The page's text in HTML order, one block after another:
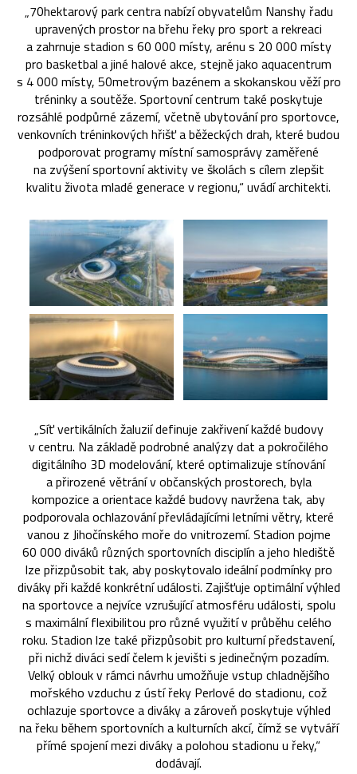
„70hektarový park centra nabízí obyvatelům Nanshy řadu
upravených prostor na břehu řeky pro sport a rekreaci
a zahrnuje stadion s 60 000 místy, arénu s 20 000 místy
pro basketbal a jiné halové akce, stejně jako aquacentrum
s 4 000 místy, 50metrovým bazénem a skokanskou věží pro
tréninky a soutěže. Sportovní centrum také poskytuje
rozsáhlé podpůrné zázemí, včetně ubytování pro sportovce,
venkovních tréninkových hřišť a běžeckých drah, které budou
podporovat programy místní samosprávy zaměřené
na zvýšení sportovní aktivity ve školách s cílem zlepšit
kvalitu života mladé generace v regionu,“ uvádí architekti.
„Síť vertikálních žaluzií definuje zakřivení každé budovy
v centru. Na základě podrobné analýzy dat a pokročilého
digitálního 3D modelování, které optimalizuje stínování
a přirozené větrání v občanských prostorech, byla
kompozice a orientace každé budovy navržena tak, aby
podporovala ochlazování převládajícími letními větry, které
vanou z Jihočínského moře do vnitrozemí. Stadion pojme
60 000 diváků různých sportovních disciplín a jeho hlediště
lze přizpůsobit tak, aby poskytovalo ideální podmínky pro
diváky při každé konkrétní události. Zajišťuje optimální výhled
na sportovce a nejvíce vzrušující atmosféru události, spolu
s maximální flexibilitou pro různé využití v průběhu celého
roku. Stadion lze také přizpůsobit pro kulturní představení,
při nichž diváci sedí čelem k jevišti s jedinečným pozadím.
Velký oblouk v rámci návrhu umožňuje vstup chladnějšího
mořského vzduchu z ústí řeky Perlové do stadionu, což
ochlazuje sportovce a diváky a zároveň poskytuje výhled
na řeku během sportovních a kulturních akcí, čímž se vytváří
přímé spojení mezi diváky a polohou stadionu u řeky,“
dodávají.